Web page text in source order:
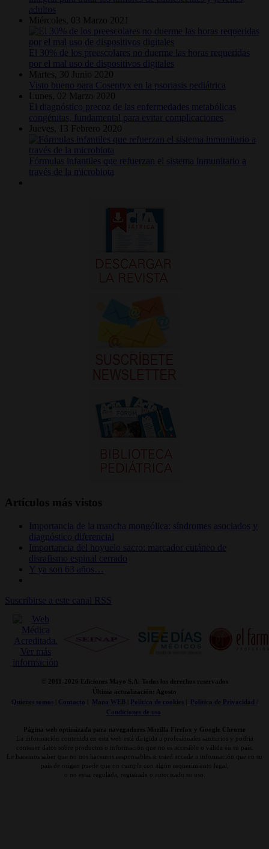
adultos
Miércoles, 03 Marzo 2021
El 30% de los preescolares no duerme las horas requeridas
por el mal uso de dispositivos digitales
Martes, 30 Junio 2020
Visto bueno para Cosentyx en la psoriasis pediátrica
Lunes, 02 Marzo 2020
El diagnóstico precoz de las enfermedades metabólicas
congénitas, fundamental para evitar complicaciones
Jueves, 13 Febrero 2020
Fórmulas infantiles que refuerzan el sistema inmunitario a
través de la microbiota
Artículos más vistos
Importancia de la mancha mongólica: síndromes asociados y
diagnóstico diferencial
Importancia del hoyuelo sacro: marcador cutáneo de
disrafismo espinal cerrado
Y ya son 63 años…
Suscribirse a este canal RSS
© 2011- 2026 Ediciones Mayo S.A. Todos los derechos reservados
Última actualización: Agosto
Quienes somos| Contacto Mapa WEB| Politica de cookies|
Politica de Privacidad /
Condiciones de uso
Página web optimizada para navegadores Mozilla Firefox y Google Chrome
La información contenida en esta web está dirigida a profesionales sanitarios y podría
contener datos sobre productos o información que no es accesible o válida en su país.
Le hacemos saber que no nos hacemos responsables si usted accede a información que en su
país de origen puede que no cumpla con algún requerimiento legal,
o no estar regulada, registrada o autorizado su uso.